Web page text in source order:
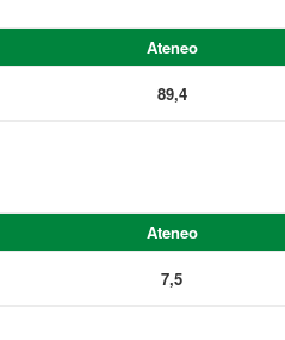
Ateneo
89,4
Ateneo
7,5